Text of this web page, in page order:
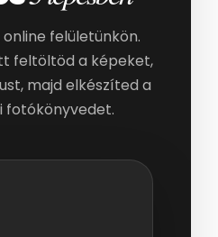
felületünkön.
feltöltöd a képeket,
majd elkészíted a
fotókönyvedet.